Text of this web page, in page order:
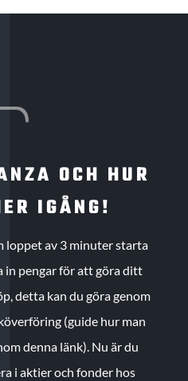
OCH HUR
IGÅNG!
loppet av 3 minuter starta
in pengar för att göra ditt
detta kan du göra genom
(guide hur man
denna länk). Nu är du
i aktier och fonder hos